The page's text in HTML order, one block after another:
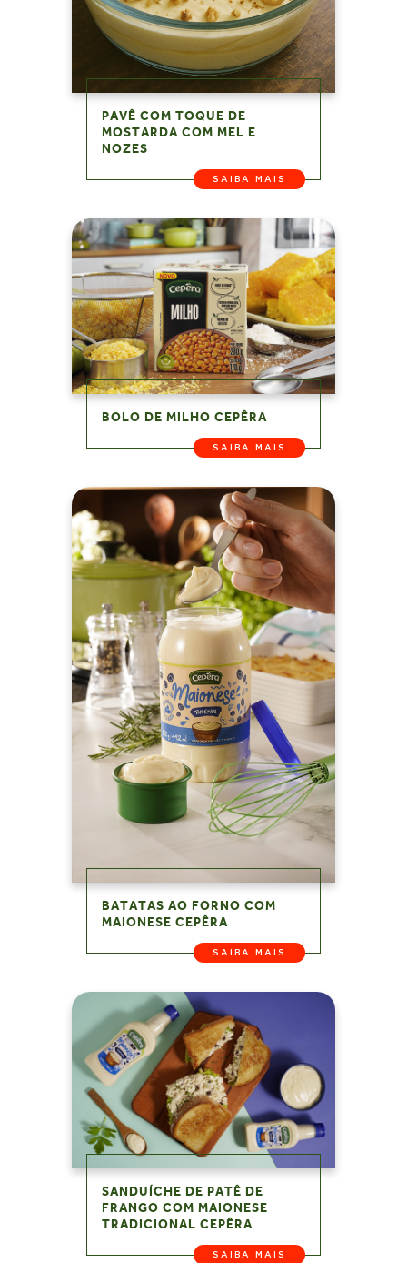
PAVÊ COM TOQUE DE
MOSTARDA COM MEL E
NOZES
SAIBA MAIS
BOLO DE MILHO CEPÊRA
SAIBA MAIS
BATATAS AO FORNO COM
MAIONESE CEPÊRA
SAIBA MAIS
SANDUÍCHE DE PATÊ DE
FRANGO COM MAIONESE
TRADICIONAL CEPÊRA
SAIBA MAIS